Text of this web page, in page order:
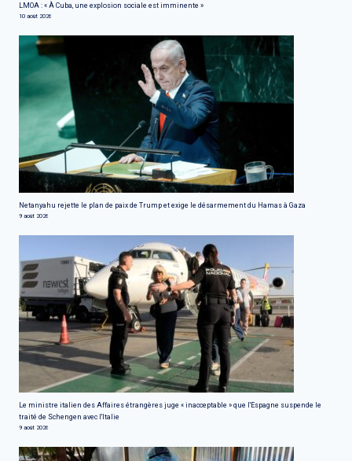
LMOA : « À Cuba, une explosion sociale est imminente »
10 août 2026
Netanyahu rejette le plan de paix de Trump et exige le désarmement du Hamas à Gaza
9 août 2026
Le ministre italien des Affaires étrangères juge « inacceptable » que l'Espagne suspende le
traité de Schengen avec l'Italie
9 août 2026